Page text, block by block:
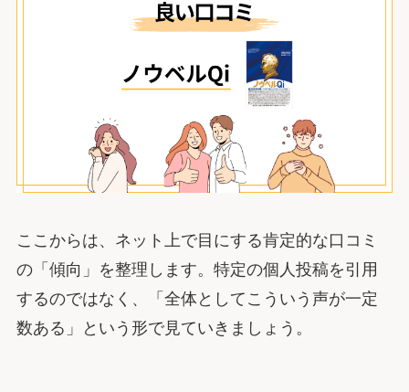
ここからは、ネット上で目にする肯定的な口コミ
の「傾向」を整理します。特定の個人投稿を引用
するのではなく、「全体としてこういう声が一定
数ある」という形で見ていきましょう。